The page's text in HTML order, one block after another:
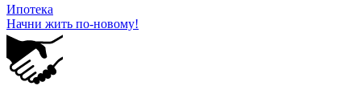
Ипотека
Начни жить по-новому!